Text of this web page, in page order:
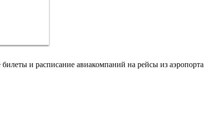
и расписание авиакомпаний на рейсы из аэропорта